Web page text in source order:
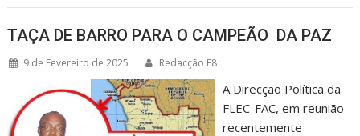
TAÇA DE BARRO PARA O CAMPEÃO DA PAZ
9 de Fevereiro de 2025 Redacção F8
A Direcção Política da
FLEC-FAC, em reunião
recentemente